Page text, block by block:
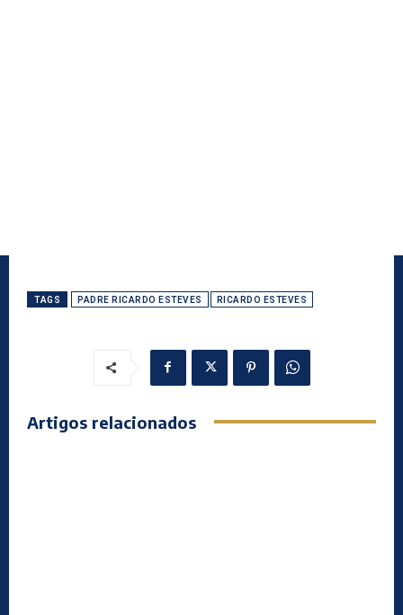
TAGS PADRE RICARDO ESTEVES RICARDO ESTEVES
Artigos relacionados